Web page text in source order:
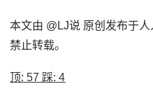
本文由 @LJ说 原创发布于
禁止转载。
顶:57 踩:4